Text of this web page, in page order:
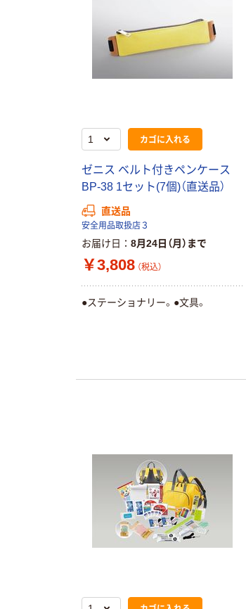
カゴに入れる
ゼニス ベルト付きペンケース
BP-38 1セット(7個)（直送品）
直送品
安全用品取扱店３
お届け日 8月24日（月）まで
￥3,808 （税込）
●ステーショナリー。●文具。